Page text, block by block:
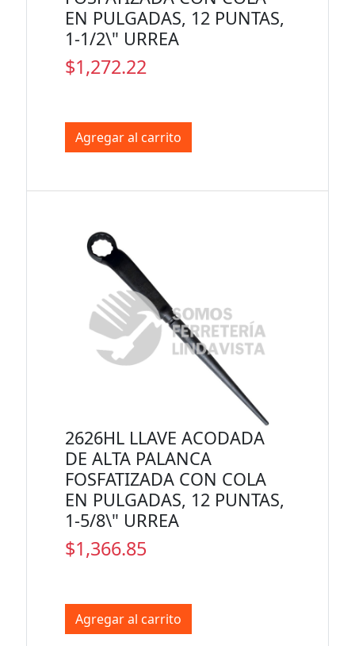
EN PULGADAS, 12 PUNTAS,
1-1/2\" URREA
$1,272.22
Agregar al carrito
2626HL LLAVE ACODADA
DE ALTA PALANCA
FOSFATIZADA CON COLA
EN PULGADAS, 12 PUNTAS,
1-5/8\" URREA
$1,366.85
Agregar al carrito